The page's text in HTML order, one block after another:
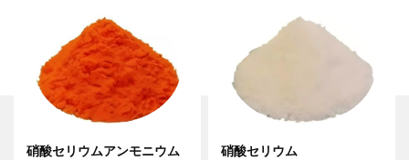
硝酸セリウムアンモニウム 硝酸セリウム